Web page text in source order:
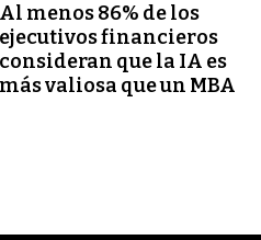
Al menos 86% de los
ejecutivos financieros
consideran que la IA es
más valiosa que un MBA